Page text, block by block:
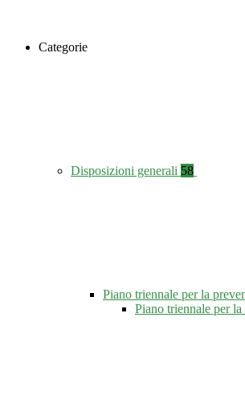
Categorie
Disposizioni generali 58
Piano triennale per la
Piano triennale per